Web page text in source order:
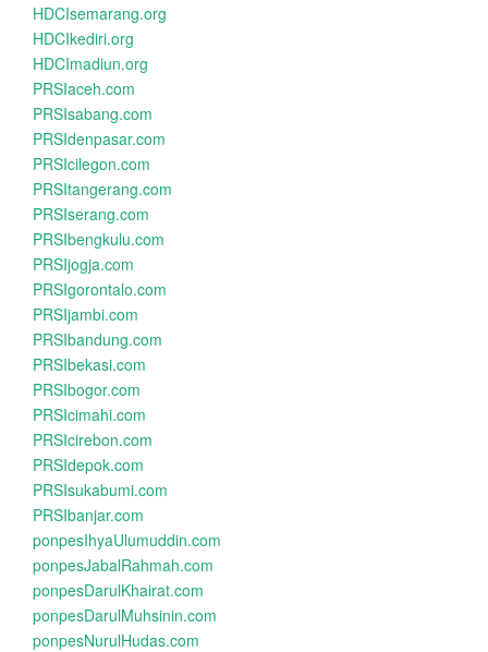
HDCIsemarang.org
HDCIkediri.org
HDCImadiun.org
PRSIaceh.com
PRSIsabang.com
PRSIdenpasar.com
PRSIcilegon.com
PRSItangerang.com
PRSIserang.com
PRSIbengkulu.com
PRSIjogja.com
PRSIgorontalo.com
PRSIjambi.com
PRSIbandung.com
PRSIbekasi.com
PRSIbogor.com
PRSIcimahi.com
PRSIcirebon.com
PRSIdepok.com
PRSIsukabumi.com
PRSIbanjar.com
ponpesIhyaUlumuddin.com
ponpesJabalRahmah.com
ponpesDarulKhairat.com
ponpesDarulMuhsinin.com
ponpesNurulHudas.com